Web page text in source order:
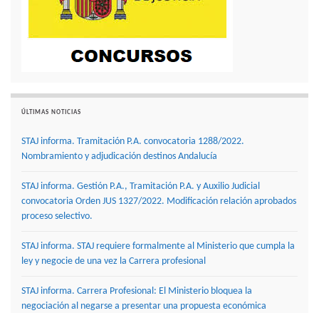
ÚLTIMAS NOTICIAS
STAJ informa. Tramitación P.A. convocatoria 1288/2022.
Nombramiento y adjudicación destinos Andalucía
STAJ informa. Gestión P.A., Tramitación P.A. y Auxilio Judicial
convocatoria Orden JUS 1327/2022. Modificación relación aprobados
proceso selectivo.
STAJ informa. STAJ requiere formalmente al Ministerio que cumpla la
ley y negocie de una vez la Carrera profesional
STAJ informa. Carrera Profesional: El Ministerio bloquea la
negociación al negarse a presentar una propuesta económica